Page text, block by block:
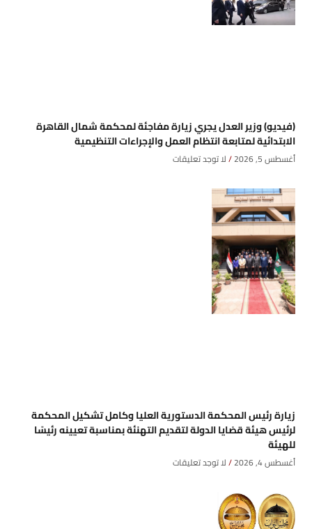
(فيديو) وزير العدل يجري زيارة مفاجئة لمحكمة شمال القاهرة
الابتدائية لمتابعة انتظام العمل والإجراءات التنظيمية
أغسطس 5, 2026 لا توجد تعليقات
زيارة رئيس المحكمة الدستورية العليا وكامل تشكيل المحكمة
لرئيس هيئة قضايا الدولة لتقديم التهنئة بمناسبة تعيينه رئيسًا
للهيئة
أغسطس 4, 2026 لا توجد تعليقات